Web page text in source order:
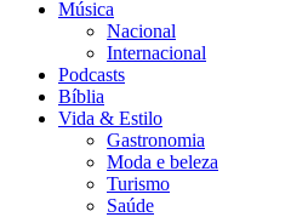
Música
Nacional
Internacional
Podcasts
Bíblia
Vida & Estilo
Gastronomia
Moda e beleza
Turismo
Saúde